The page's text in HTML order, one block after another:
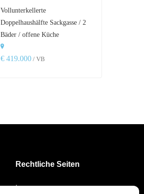
Vollunterkellerte
Doppelhaushälfte Sackgasse / 2
Bäder / offene Küche
€ 419.000 / VB
Rechtliche Seiten
Impressum